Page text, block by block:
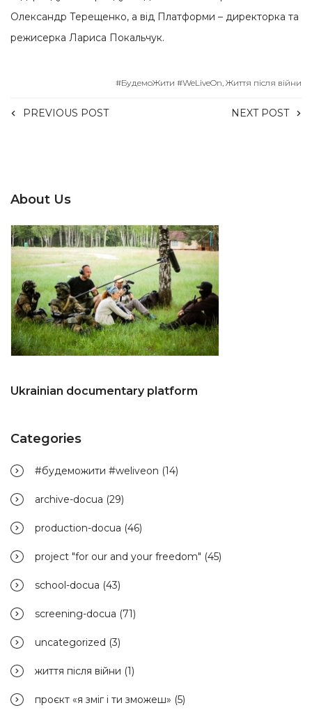
Олександр Терещенко, а від Платформи – директорка та
режисерка Лариса Покальчук.
#БудемоЖити #WeLiveOn Життя після війни
PREVIOUS POST NEXT POST
About Us
Ukrainian documentary platform
Categories
#будеможити #weliveon (14)
archive-docua (29)
production-docua (46)
project "for our and your freedom" (45)
school-docua (43)
screening-docua (71)
uncategorized (3)
життя після війни (1)
проєкт «я зміг і ти зможеш» (5)